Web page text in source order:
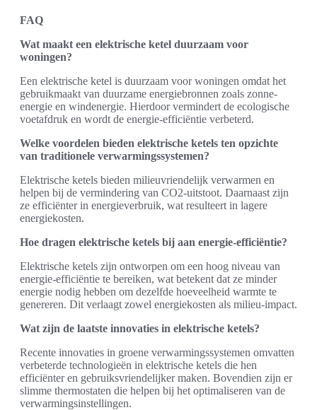
FAQ
Wat maakt een elektrische ketel duurzaam voor
woningen?
Een elektrische ketel is duurzaam voor woningen omdat het
gebruikmaakt van duurzame energiebronnen zoals zonne-
energie en windenergie. Hierdoor vermindert de ecologische
voetafdruk en wordt de energie-efficiëntie verbeterd.
Welke voordelen bieden elektrische ketels ten opzichte
van traditionele verwarmingssystemen?
Elektrische ketels bieden milieuvriendelijk verwarmen en
helpen bij de vermindering van CO2-uitstoot. Daarnaast zijn
ze efficiënter in energieverbruik, wat resulteert in lagere
energiekosten.
Hoe dragen elektrische ketels bij aan energie-efficiëntie?
Elektrische ketels zijn ontworpen om een hoog niveau van
energie-efficiëntie te bereiken, wat betekent dat ze minder
energie nodig hebben om dezelfde hoeveelheid warmte te
genereren. Dit verlaagt zowel energiekosten als milieu-impact.
Wat zijn de laatste innovaties in elektrische ketels?
Recente innovaties in groene verwarmingssystemen omvatten
verbeterde technologieën in elektrische ketels die hen
efficiënter en gebruiksvriendelijker maken. Bovendien zijn er
slimme thermostaten die helpen bij het optimaliseren van de
verwarmingsinstellingen.